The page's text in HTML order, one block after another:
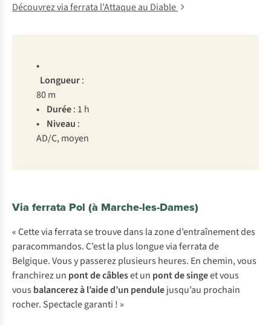
Découvrez via ferrata l’Attaque au Diable
•
Longueur:
80 m
• Durée: 1 h
• Niveau :
AD/C,moyen
Via ferrata Pol (à Marche-les-Dames)
« Cette via ferrata se trouve dans la zone d’entraînement des
paracommandos. C’est la plus longue via ferrata de
Belgique. Vous y passerez plusieurs heures. En chemin, vous
franchirez un pont de câbleset un pont de singeet vous
vous balancerez à l’aide d’un pendulejusqu’au prochain
rocher. Spectacle garanti ! »